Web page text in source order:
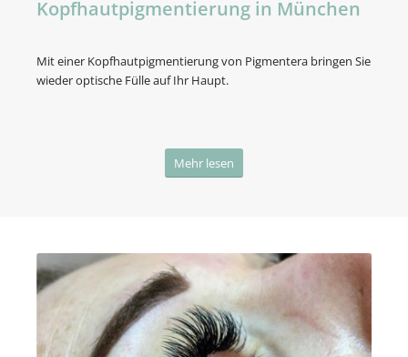
Kopfhautpigmentierung in München
Mit einer Kopfhautpigmentierung von Pigmentera bringen Sie
wieder optische Fülle auf Ihr Haupt.
Mehr lesen